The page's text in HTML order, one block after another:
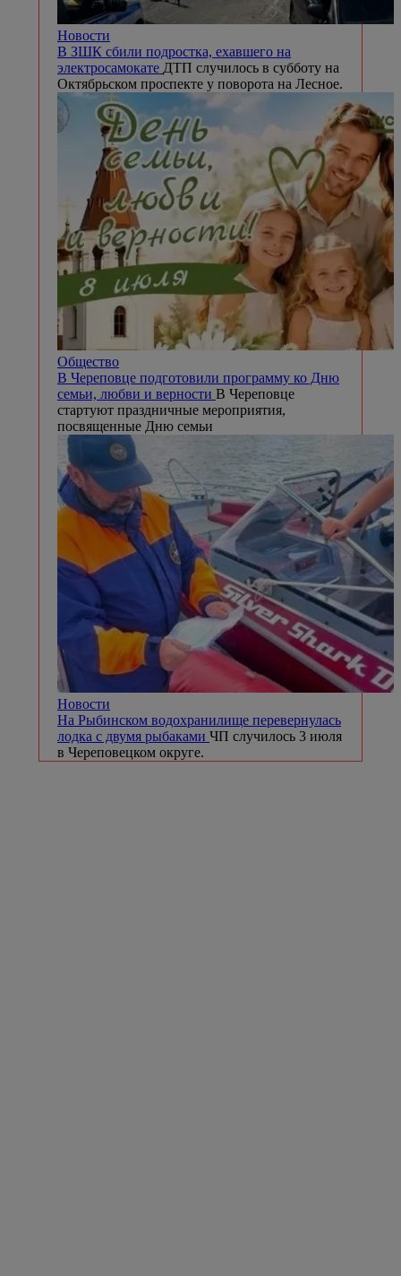
Новости
В ЗШК сбили подростка, ехавшего на
электросамокате ДТП случилось в субботу на
Октябрьском проспекте у поворота на Лесное.
Общество
В Череповце подготовили программу ко Дню
семьи, любви и верности В Череповце
стартуют праздничные мероприятия,
посвященные Дню семьи
Новости
На Рыбинском водохранилище перевернулась
лодка с двумя рыбаками ЧП случилось 3 июля
в Череповецком округе.